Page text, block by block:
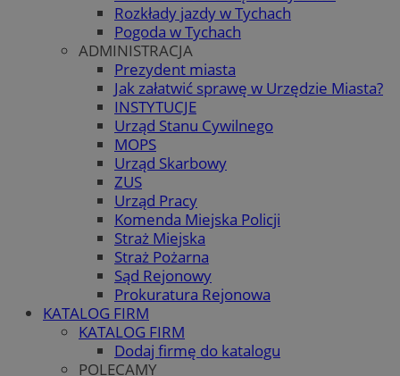
Rozkłady jazdy w Tychach
Pogoda w Tychach
ADMINISTRACJA
Prezydent miasta
Jak załatwić sprawę w Urzędzie Miasta?
INSTYTUCJE
Urząd Stanu Cywilnego
MOPS
Urząd Skarbowy
ZUS
Urząd Pracy
Komenda Miejska Policji
Straż Miejska
Straż Pożarna
Sąd Rejonowy
Prokuratura Rejonowa
KATALOG FIRM
KATALOG FIRM
Dodaj firmę do katalogu
POLECAMY